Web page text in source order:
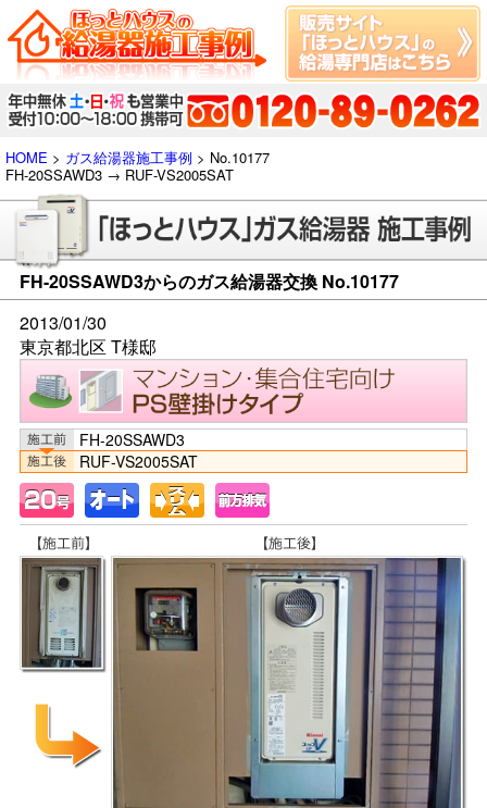
HOME > ガス給湯器施工事例 > No.10177
FH-20SSAWD3 → RUF-VS2005SAT
FH-20SSAWD3からのガス給湯器交換 No.10177
2013/01/30
東京都北区 T様邸
FH-20SSAWD3
RUF-VS2005SAT